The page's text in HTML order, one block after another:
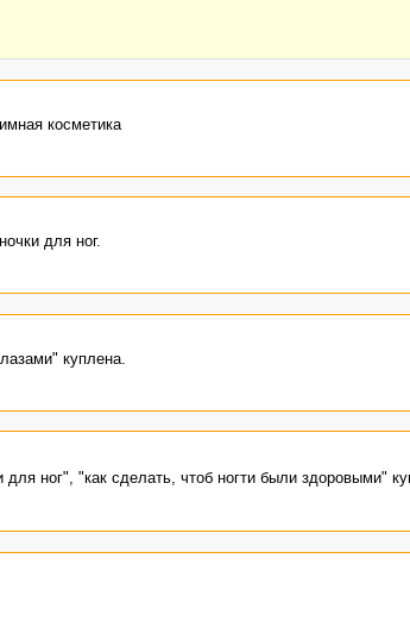
косметика
для ног.
куплена.
для ног", "как сделать, чтоб ногти были